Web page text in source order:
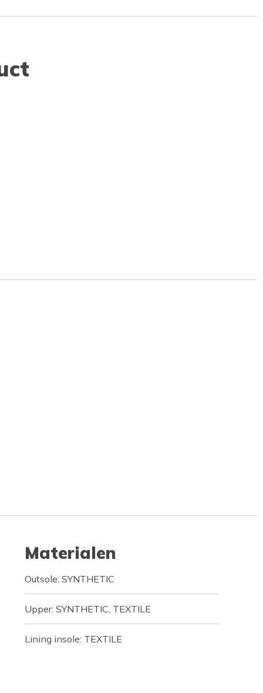
Materialen
Outsole: SYNTHETIC
Upper: SYNTHETIC, TEXTILE
Lining insole: TEXTILE